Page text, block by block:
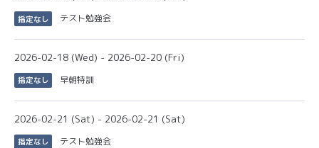
指定なし テスト勉強会
2026-02-18 (Wed) - 2026-02-20 (Fri)
指定なし 早朝特訓
2026-02-21 (Sat) - 2026-02-21 (Sat)
指定なし テスト勉強会